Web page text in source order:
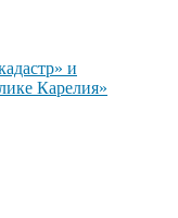
и
Карелия»